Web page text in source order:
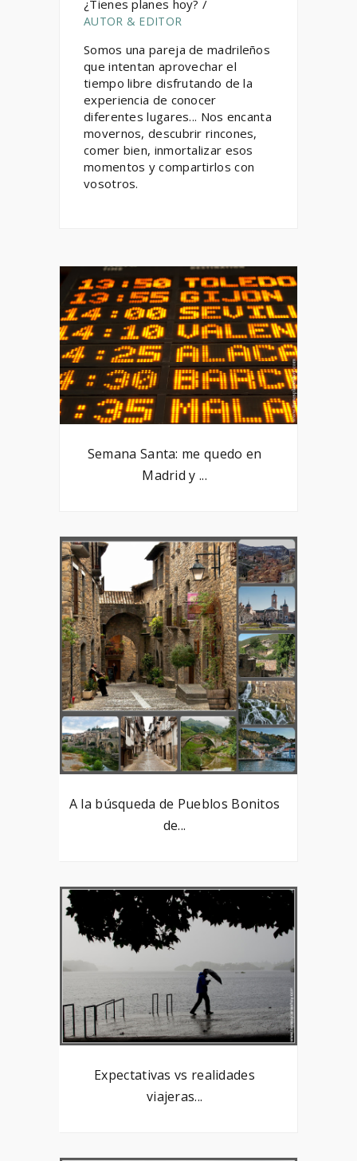
¿Tienes planes hoy? /
AUTOR & EDITOR
Somos una pareja de madrileños
que intentan aprovechar el
tiempo libre disfrutando de la
experiencia de conocer
diferentes lugares... Nos encanta
movernos, descubrir rincones,
comer bien, inmortalizar esos
momentos y compartirlos con
vosotros.
Semana Santa: me quedo en
Madrid y ...
A la búsqueda de Pueblos Bonitos
de...
Expectativas vs realidades
viajeras...